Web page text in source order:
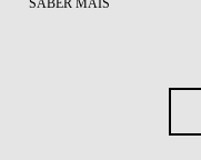
SABER MAIS